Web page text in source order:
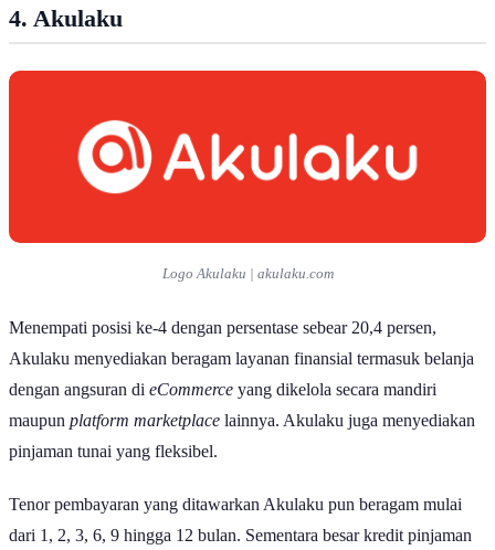
4. Akulaku
Logo Akulaku | akulaku.com
Menempati posisi ke-4 dengan persentase sebear 20,4 persen,
Akulaku menyediakan beragam layanan finansial termasuk belanja
dengan angsuran di eCommerce yang dikelola secara mandiri
maupun platform marketplace lainnya. Akulaku juga menyediakan
pinjaman tunai yang fleksibel.
Tenor pembayaran yang ditawarkan Akulaku pun beragam mulai
dari 1, 2, 3, 6, 9 hingga 12 bulan. Sementara besar kredit pinjaman